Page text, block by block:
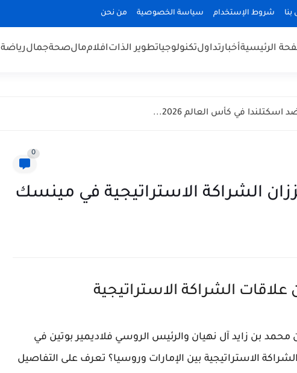
شروط الإستخدام سياسة الخصوصية من نحن
الرئيسيةأخبارتداولتكنولوجياتطوير الذاتافلاممالصحةجمالرياضة
في كأس العالم 2026...
0
الشراكة الاستراتيجية في مينسك
الشراكة الاستراتيجية
محمد بن زايد آل نهيان والرئيس الروسي فلاديمير بوتين في
الاستراتيجية بين الإمارات وروسيا؟ تعرف على التفاصيل